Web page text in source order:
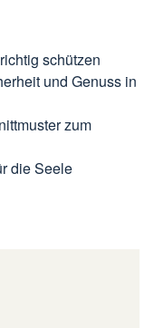
schützen
und Genuss in
zum
die Seele